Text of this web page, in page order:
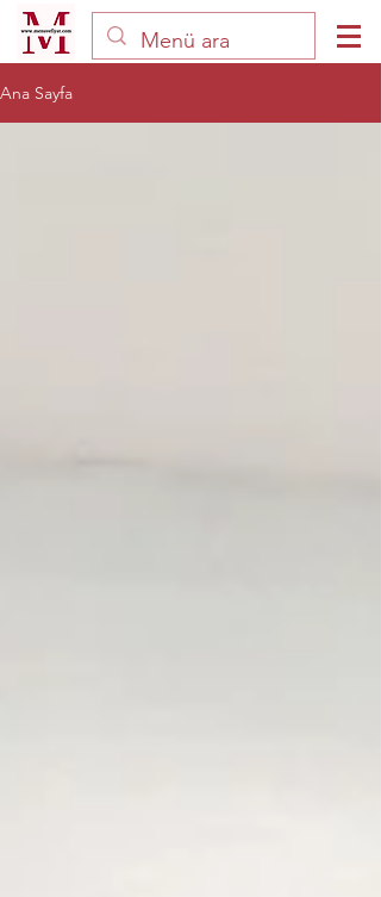
Ana Sayfa